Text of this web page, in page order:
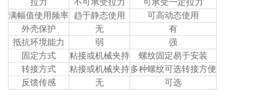
拉力
不可承受拉力
可承受一定拉力
满幅值使用频率 趋于静态使用
可高动态使用
外壳保护
无
有
抵抗环境能力
弱
强
固定方式
粘接或机械夹持
螺纹固定易于安装
转接方式
粘接或机械夹持多种螺纹可选转接方便
反馈传感
无 可选